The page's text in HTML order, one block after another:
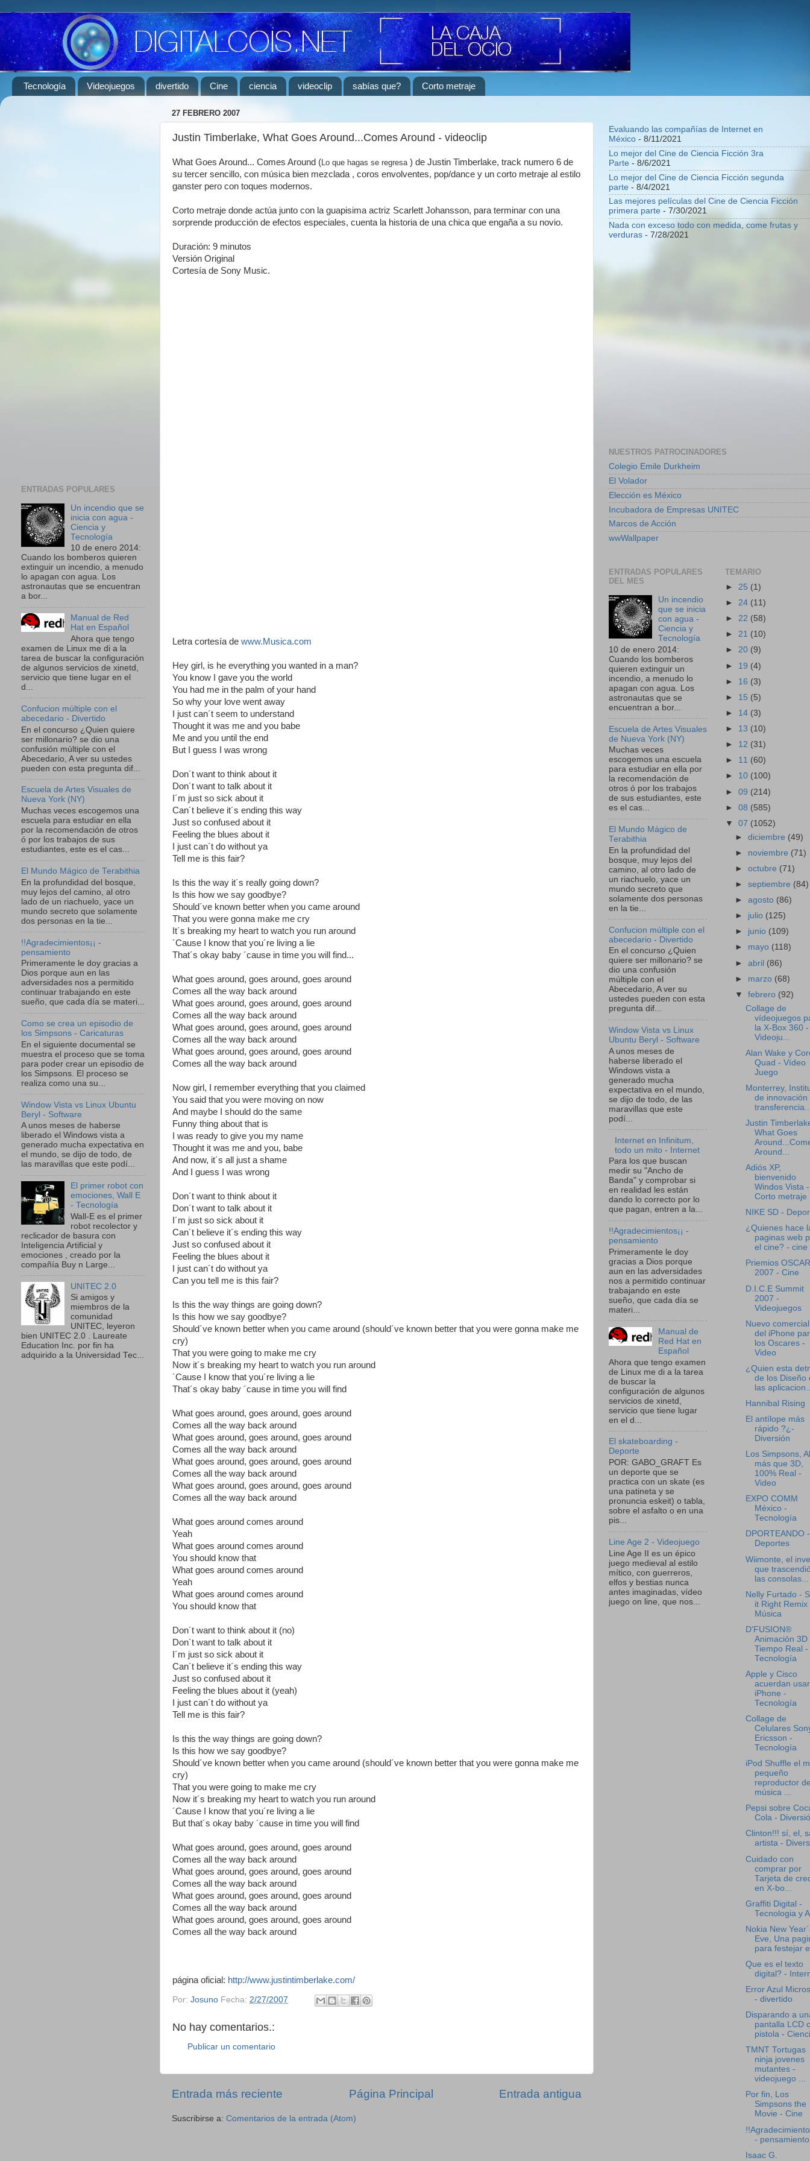
Tecnología Videojuegos divertido Cine ciencia videoclip sabías que? Corto metraje
27 FEBRERO 2007
Justin Timberlake, What Goes Around...Comes Around - videoclip
What Goes Around... Comes Around (Lo que hagas se regresa ) de Justin Timberlake, track numero 6 de
su tercer sencillo, con música bien mezclada , coros envolventes, pop/dance y un corto metraje al estilo
ganster pero con toques modernos.
Corto metraje donde actúa junto con la guapisima actriz Scarlett Johansson, para terminar con una
sorprende producción de efectos especiales, cuenta la historia de una chica que engaña a su novio.
Duración: 9 minutos
Versión Original
Cortesía de Sony Music.
Letra cortesía de www.Musica.com
Hey girl, is he everything you wanted in a man?
You know I gave you the world
You had me in the palm of your hand
So why your love went away
I just can´t seem to understand
Thought it was me and you babe
Me and you until the end
But I guess I was wrong
Don´t want to think about it
Don´t want to talk about it
I´m just so sick about it
Can´t believe it´s ending this way
Just so confused about it
Feeling the blues about it
I just can´t do without ya
Tell me is this fair?
Is this the way it´s really going down?
Is this how we say goodbye?
Should´ve known better when you came around
That you were gonna make me cry
It´s breaking my heart to watch you run around
´Cause I know that you´re living a lie
That´s okay baby ´cause in time you will find...
What goes around, goes around, goes around
Comes all the way back around
What goes around, goes around, goes around
Comes all the way back around
What goes around, goes around, goes around
Comes all the way back around
What goes around, goes around, goes around
Comes all the way back around
Now girl, I remember everything that you claimed
You said that you were moving on now
And maybe I should do the same
Funny thing about that is
I was ready to give you my name
Thought it was me and you, babe
And now, it´s all just a shame
And I guess I was wrong
Don´t want to think about it
Don´t want to talk about it
I´m just so sick about it
Can´t believe it´s ending this way
Just so confused about it
Feeling the blues about it
I just can´t do without ya
Can you tell me is this fair?
Is this the way things are going down?
Is this how we say goodbye?
Should´ve known better when you came around (should´ve known better that you were gonna make me
cry)
That you were going to make me cry
Now it´s breaking my heart to watch you run around
´Cause I know that you´re living a lie
That´s okay baby ´cause in time you will find
What goes around, goes around, goes around
Comes all the way back around
What goes around, goes around, goes around
Comes all the way back around
What goes around, goes around, goes around
Comes all the way back around
What goes around, goes around, goes around
Comes all the way back around
What goes around comes around
Yeah
What goes around comes around
You should know that
What goes around comes around
Yeah
What goes around comes around
You should know that
Don´t want to think about it (no)
Don´t want to talk about it
I´m just so sick about it
Can´t believe it´s ending this way
Just so confused about it
Feeling the blues about it (yeah)
I just can´t do without ya
Tell me is this fair?
Is this the way things are going down?
Is this how we say goodbye?
Should´ve known better when you came around (should´ve known better that you were gonna make me
cry)
That you were going to make me cry
Now it´s breaking my heart to watch you run around
´Cause I know that you´re living a lie
But that´s okay baby ´cause in time you will find
What goes around, goes around, goes around
Comes all the way back around
What goes around, goes around, goes around
Comes all the way back around
What goes around, goes around, goes around
Comes all the way back around
What goes around, goes around, goes around
Comes all the way back around
página oficial: http://www.justintimberlake.com/
Por: Josuno Fecha: 2/27/2007
No hay comentarios.:
Publicar un comentario
Entrada más reciente Entrada antigua
Página Principal
Suscribirse a: Comentarios de la entrada (Atom)
ENTRADAS POPULARES
Un incendio que se
inicia con agua -
Ciencia y
Tecnología
10 de enero 2014:
Cuando los bomberos quieren
extinguir un incendio, a menudo
lo apagan con agua. Los
astronautas que se encuentran
a bor...
Manual de Red
Hat en Español
Ahora que tengo
examen de Linux me di a la
tarea de buscar la configuración
de algunos servicios de xinetd,
servicio que tiene lugar en el
d...
Confucion múltiple con el
abecedario - Divertido
En el concurso ¿Quien quiere
ser millonario? se dio una
confusión múltiple con el
Abecedario, A ver su ustedes
pueden con esta pregunta dif...
Escuela de Artes Visuales de
Nueva York (NY)
Muchas veces escogemos una
escuela para estudiar en ella
por la recomendación de otros
ó por los trabajos de sus
estudiantes, este es el cas...
El Mundo Mágico de Terabithia
En la profundidad del bosque,
muy lejos del camino, al otro
lado de un riachuelo, yace un
mundo secreto que solamente
dos personas en la tie...
!!Agradecimientos¡¡ -
pensamiento
Primeramente le doy gracias a
Dios porque aun en las
adversidades nos a permitido
continuar trabajando en este
sueño, que cada día se materi...
Como se crea un episodio de
los Simpsons - Caricaturas
En el siguiente documental se
muestra el proceso que se toma
para poder crear un episodio de
los Simpsons. El proceso se
realiza como una su...
Window Vista vs Linux Ubuntu
Beryl - Software
A unos meses de haberse
liberado el Windows vista a
generado mucha expectativa en
el mundo, se dijo de todo, de
las maravillas que este podí...
El primer robot con
emociones, Wall E
- Tecnología
Wall-E es el primer
robot recolector y
reclicador de basura con
Inteligencia Artificial y
emociones , creado por la
compañía Buy n Large...
UNITEC 2.0
Si amigos y
miembros de la
comunidad
UNITEC, leyeron
bien UNITEC 2.0 . Laureate
Education Inc. por fin ha
adquirido a la Universidad Tec...
Evaluando las compañías de Internet en
México - 8/11/2021
Lo mejor del Cine de Ciencia Ficción 3ra
Parte - 8/6/2021
Lo mejor del Cine de Ciencia Ficción segunda
parte - 8/4/2021
Las mejores películas del Cine de Ciencia Ficción
primera parte - 7/30/2021
Nada con exceso todo con medida, come frutas y
verduras - 7/28/2021
NUESTROS PATROCINADORES
Colegio Emile Durkheim
El Volador
Elección es México
Incubadora de Empresas UNITEC
Marcos de Acción
wwWallpaper
ENTRADAS POPULARES
DEL MES
Un incendio
que se inicia
con agua -
Ciencia y
Tecnología
10 de enero 2014:
Cuando los bomberos
quieren extinguir un
incendio, a menudo lo
apagan con agua. Los
astronautas que se
encuentran a bor...
Escuela de Artes Visuales
de Nueva York (NY)
Muchas veces
escogemos una escuela
para estudiar en ella por
la recomendación de
otros ó por los trabajos
de sus estudiantes, este
es el cas...
El Mundo Mágico de
Terabithia
En la profundidad del
bosque, muy lejos del
camino, al otro lado de
un riachuelo, yace un
mundo secreto que
solamente dos personas
en la tie...
Confucion múltiple con el
abecedario - Divertido
En el concurso ¿Quien
quiere ser millonario? se
dio una confusión
múltiple con el
Abecedario, A ver su
ustedes pueden con esta
pregunta dif...
Window Vista vs Linux
Ubuntu Beryl - Software
A unos meses de
haberse liberado el
Windows vista a
generado mucha
expectativa en el mundo,
se dijo de todo, de las
maravillas que este
podí...
Internet en Infinitum,
todo un mito - Internet
Para los que buscan
medir su "Ancho de
Banda" y comprobar si
en realidad les están
dando lo correcto por lo
que pagan, entren a la...
!!Agradecimientos¡¡ -
pensamiento
Primeramente le doy
gracias a Dios porque
aun en las adversidades
nos a permitido continuar
trabajando en este
sueño, que cada día se
materi...
Manual de
Red Hat en
Español
Ahora que tengo examen
de Linux me di a la tarea
de buscar la
configuración de algunos
servicios de xinetd,
servicio que tiene lugar
en el d...
El skateboarding -
Deporte
POR: GABO_GRAFT Es
un deporte que se
practica con un skate (es
una patineta y se
pronuncia eskeit) o tabla,
sobre el asfalto o en una
pis...
Line Age 2 - Videojuego
Line Age II es un épico
juego medieval al estilo
mítico, con guerreros,
elfos y bestias nunca
antes imaginadas, vídeo
juego on line, que nos...
TEMARIO
► 25 (1)
► 24 (11)
► 22 (58)
► 21 (10)
► 20 (9)
► 19 (4)
► 16 (3)
► 15 (5)
► 14 (3)
► 13 (10)
► 12 (31)
► 11 (60)
► 10 (100)
► 09 (214)
► 08 (585)
▼ 07 (1052)
►diciembre (49)
► noviembre (71)
►octubre (71)
►septiembre (84)
►agosto (86)
► julio (125)
► junio (109)
► mayo (118)
►abril (86)
► marzo (68)
▼febrero (92)
Collage de
vídeojuegos
la X-Box 360 -
Videoju...
Alan Wake y
Quad - Vídeo
Juego
Monterrey,
de innovación
Justin
What Goes
Around...
Adiós XP,
bienvenido
Windos Vista -
Corto metraje
NIKE SD -
¿Quienes hace
paginas web
el cine? - cine
Priemios OSCAR
2007 - Cine
D.I.C.E Summit
2007 -
Videojuegos
Nuevo comercial
del iPhone
los Oscares -
Video
¿Quien esta
de los Diseño
las
Hannibal Rising
El antílope más
rápido ?¿-
Diversión
Los Simpsons,
más que 3D,
100% Real -
Video
EXPO COMM
México -
Tecnología
DPORTEANDO -
Deportes
Wiimonte, el
que
las consolas...
Nelly Furtado -
it Right Remix
Música
D'FUSION®
Animación 3D
Tiempo Real -
Tecnología
Apple y Cisco
acuerdan usar
iPhone -
Tecnología
Collage de
Celulares
Ericsson -
Tecnología
iPod Shuffle el
pequeño
reproductor
música ...
Pepsi sobre
Cola -
Clinton!!! sí, el,
artista -
Cuidado con
comprar por
Tarjeta de
en X-bo...
Graffiti Digital -
Tecnologia y
Nokia New
Eve, Una
para festejar
Que es el texto
digital? -
Error Azul
- divertido
Disparando a
pantalla LCD
pistola -
TMNT Tortugas
ninja jovenes
mutantes -
videojuego ...
Por fin, Los
Simpsons the
Movie - Cine
- pensamiento
Isaac G.